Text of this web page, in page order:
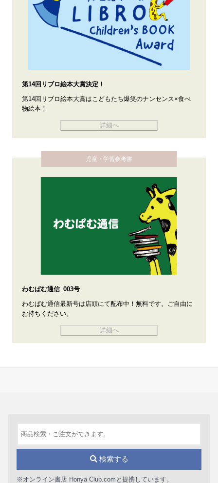
第14回リブロ絵本大賞決定！
第14回リブロ絵本大賞はこどもたち爆笑のナンセンス×食べ
物絵本！
詳細へ
児童・学習参考書
わむぱむ通信_003号
わむぱむ通信最新号は店頭にて配布中！無料です。ご自由に
お持ちください。
詳細へ
検索する
※オンライン書店 Honya Club.comと提携しています。